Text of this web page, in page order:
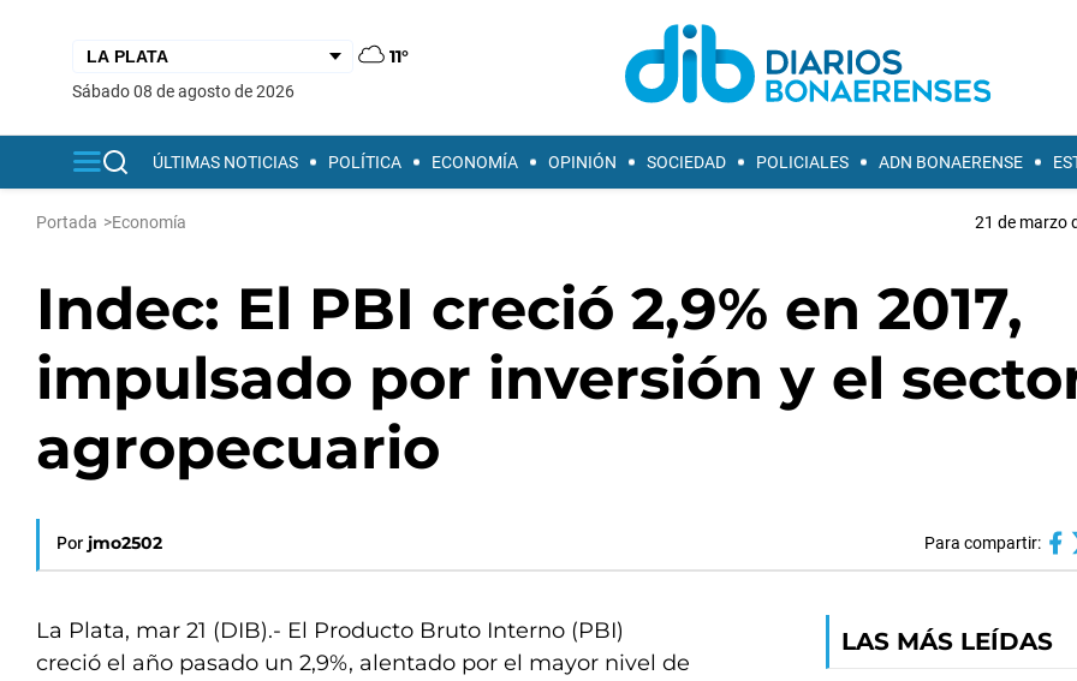
11°
sábado 08 de agosto de 2026
ÚLTIMAS NOTICIAS POLÍTICA ECONOMÍA OPINIÓN SOCIEDAD POLICIALES ADN BONAERENSE
Portada >Economía 21 de marzo
Indec: El PBI creció 2,9% en 2017,
impulsado por inversión y el
agropecuario
Por jmo2502 Para compartir:
La Plata, mar 21 (DIB).- El Producto Bruto Interno (PBI)
creció el año pasado un 2,9%, alentado por el mayor nivel de
LAS MÁS LEÍDAS